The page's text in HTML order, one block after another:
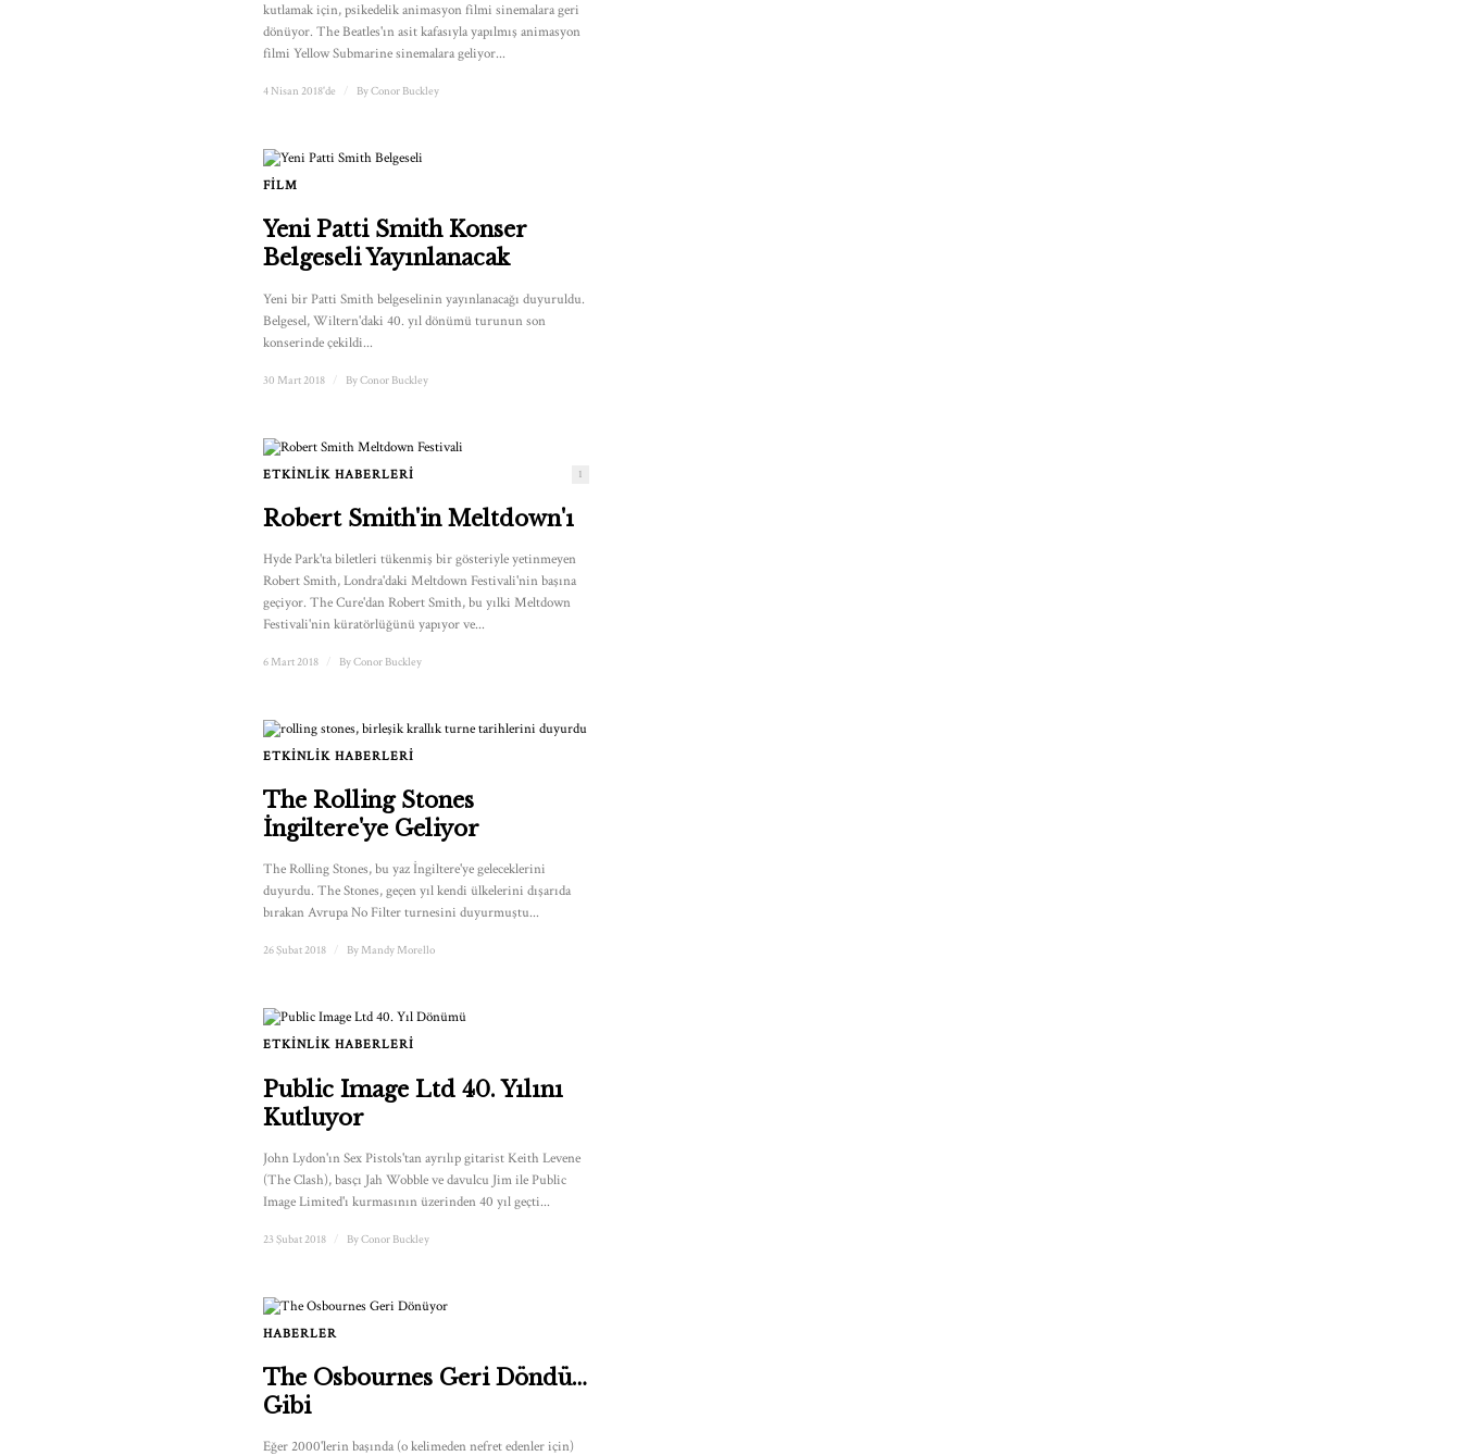
kutlamak için, psikedelik animasyon filmi sinemalara geri
dönüyor. The Beatles'ın asit kafasıyla yapılmış animasyon
filmi Yellow Submarine sinemalara geliyor...
4 Nisan 2018'de ByConor Buckley
FILM
Yeni Patti Smith Konser
Belgeseli Yayınlanacak
Yeni bir Patti Smith belgeselinin yayınlanacağı duyuruldu.
Belgesel, Wiltern'daki 40. yıl dönümü turunun son
konserinde çekildi...
30 Mart 2018 ByConor Buckley
ETKINLIK HABERLERI 1
Robert Smith'in Meltdown'ı
Hyde Park'ta biletleri tükenmiş bir gösteriyle yetinmeyen
Robert Smith, Londra'daki Meltdown Festivali'nin başına
geçiyor. The Cure'dan Robert Smith, bu yılki Meltdown
Festivali'nin küratörlüğünü yapıyor ve...
6 Mart 2018 ByConor Buckley
ETKINLIK HABERLERI
The Rolling Stones
İngiltere'ye Geliyor
The Rolling Stones, bu yaz İngiltere'ye geleceklerini
duyurdu. The Stones, geçen yıl kendi ülkelerini dışarıda
bırakan Avrupa No Filter turnesini duyurmuştu...
26 Şubat 2018 By Mandy Morello
ETKINLIK HABERLERI
Public Image Ltd 40. Yılını
Kutluyor
John Lydon'ın Sex Pistols'tan ayrılıp gitarist Keith Levene
(The Clash), basçı Jah Wobble ve davulcu Jim ile Public
Image Limited'ı kurmasının üzerinden 40 yıl geçti...
23 Şubat 2018 ByConor Buckley
HABERLER
The Osbournes Geri Döndü…
Gibi
Eğer 2000'lerin başında (o kelimeden nefret edenler için)